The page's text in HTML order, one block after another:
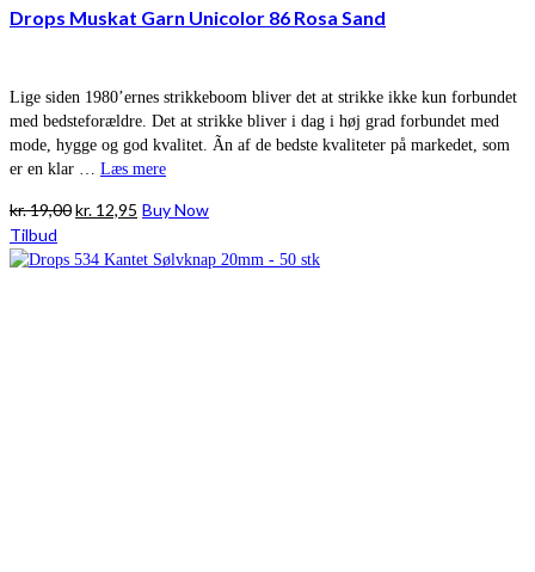
Drops Muskat Garn Unicolor 86 Rosa Sand
Lige siden 1980’ernes strikkeboom bliver det at strikke ikke kun forbundet
med bedsteforældre. Det at strikke bliver i dag i høj grad forbundet med
mode, hygge og god kvalitet. Ãn af de bedste kvaliteter på markedet, som
er en klar … Læs mere
kr.19,00Den
pris
kr. 12,95 Den
pris
Buy Now
Tilbud